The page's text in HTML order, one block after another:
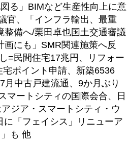
る」BIMなど生産性向上に意
官、「インフラ輸出、最重
整備へ/栗田卓也国土交通審議
にも」SMR関連施策へ反
=民間住宅17兆円、リフォー
ポイント申請、新築6536
月中古戸建流通、9か月ぶり
マートシティの国際会合、日
ジア・スマートシティ・ウ
に「フェイシス」リニューア
も 他